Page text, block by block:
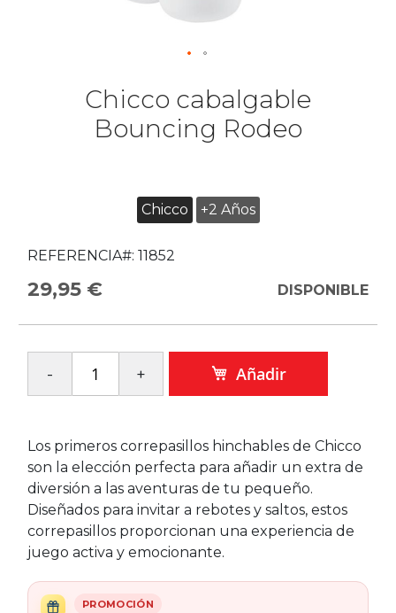
Chicco cabalgable
Bouncing Rodeo
Chicco +2 Años
REFERENCIA#: 11852
29,95 € DISPONIBLE
Añadir
Los primeros correpasillos hinchables de Chicco
son la elección perfecta para añadir un extra de
diversión a las aventuras de tu pequeño.
Diseñados para invitar a rebotes y saltos, estos
correpasillos proporcionan una experiencia de
juego activa y emocionante.
PROMOCIÓN